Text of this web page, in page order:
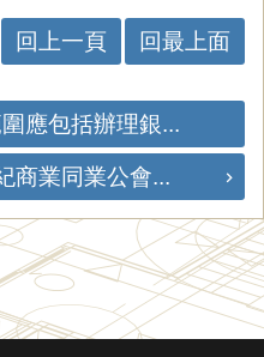
回上一頁 回最上面
應包括辦理銀...
商業同業公會...